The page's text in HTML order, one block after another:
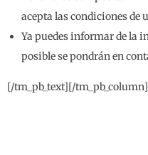
acepta las condiciones de
Ya puedes informar de la
posible se pondrán en
[/tm_pb_text][/